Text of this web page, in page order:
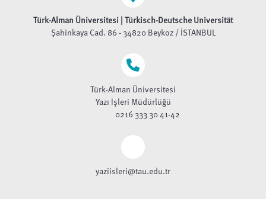
Türk-Alman Üniversitesi | Türkisch-Deutsche Universität
Şahinkaya Cad. 86 - 34820 Beykoz / İSTANBUL
Türk-Alman Üniversitesi
Yazı İşleri Müdürlüğü
0216 333 30 41-42
yaziisleri@tau.edu.tr